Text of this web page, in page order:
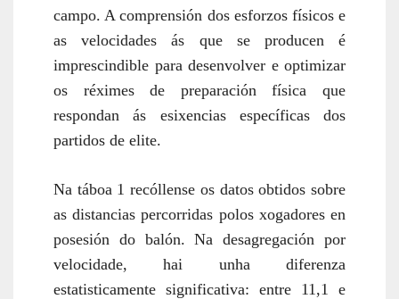
campo. A comprensión dos esforzos físicos e
as velocidades ás que se producen é
imprescindible para desenvolver e optimizar
os réximes de preparación física que
respondan ás esixencias específicas dos
partidos de elite.
Na táboa 1 recóllense os datos obtidos sobre
as distancias percorridas polos xogadores en
posesión do balón. Na desagregación por
velocidade, hai unha diferenza
estatisticamente significativa: entre 11,1 e